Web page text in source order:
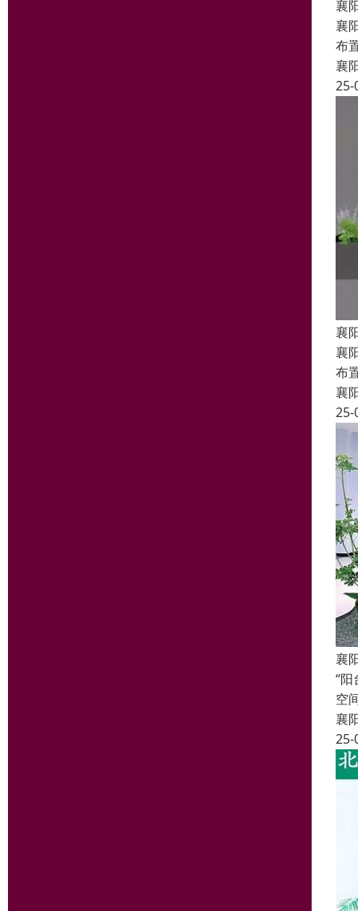
襄
襄
布
襄
25-
襄
襄
布
襄
25-
襄
“
空
襄
25-